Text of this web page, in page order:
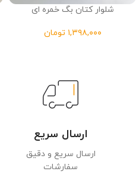
شلوار کتان بگ خمره ای
تومان
ارسال سریع
ارسال سریع و دقیق
سفارشات